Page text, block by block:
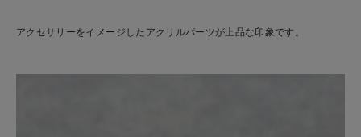
アクセサリーをイメージしたアクリルパーツが上品な印象です。